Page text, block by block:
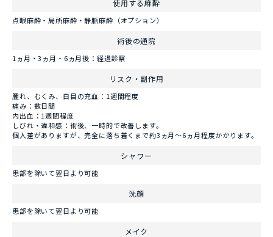
使用する麻酔
点眼麻酔・局所麻酔・静脈麻酔（オプション）
術後の通院
1ヵ月・3ヵ月・6ヵ月後：経過診察
リスク・副作用
腫れ、むくみ、白目の充血：1週間程度
痛み：数日間
内出血：1週間程度
しびれ・違和感：術後、一時的で改善します。
個人差がありますが、完全に落ち着くまで約3ヵ月～6ヵ月程度かかります。
シャワー
患部を除いて翌日より可能
洗顔
患部を除いて翌日より可能
メイク